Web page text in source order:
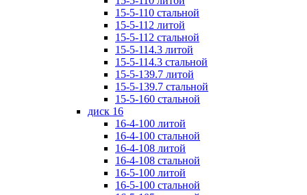
15-5-110 стальной
15-5-112 литой
15-5-112 стальной
15-5-114.3 литой
15-5-114.3 стальной
15-5-139.7 литой
15-5-139.7 стальной
15-5-160 стальной
диск 16
16-4-100 литой
16-4-100 стальной
16-4-108 литой
16-4-108 стальной
16-5-100 литой
16-5-100 стальной